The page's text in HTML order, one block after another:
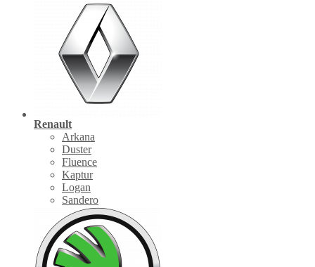
Renault
Arkana
Duster
Fluence
Kaptur
Logan
Sandero